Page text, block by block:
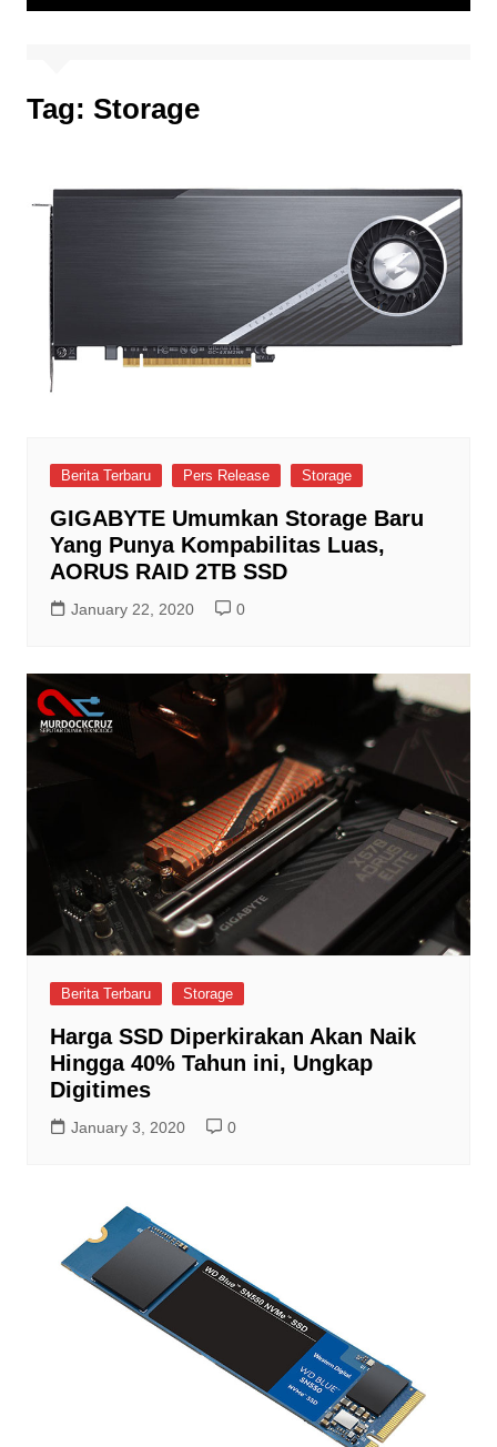
Tag: Storage
Berita Terbaru Pers Release Storage
GIGABYTE Umumkan Storage Baru
Yang Punya Kompabilitas Luas,
AORUS RAID 2TB SSD
January 22, 2020 0
Berita Terbaru Storage
Harga SSD Diperkirakan Akan Naik
Hingga 40% Tahun ini, Ungkap
Digitimes
January 3, 2020 0